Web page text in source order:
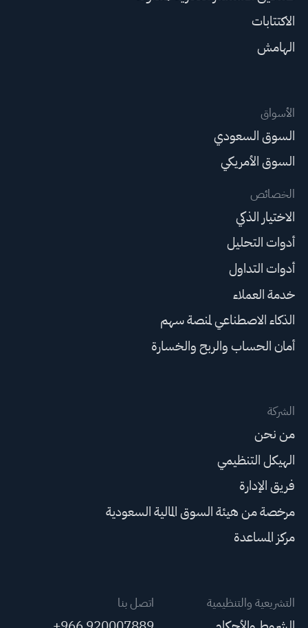
الاكتتابات
الهامش
الأسواق
السوق السعودي
السوق الأمريكي
الخصائص
الاختيار الذكي
أدوات التحليل
أدوات التداول
خدمة العملاء
الذكاء الاصطناعي لمنصة سهم
أمان الحساب والربح والخسارة
الشركة
من نحن
الهيكل التنظيمي
فريق الإدارة
مرخصة من هيئة السوق المالية السعودية
مركز المساعدة
التشريعية والتنظيمية اتصل بنا